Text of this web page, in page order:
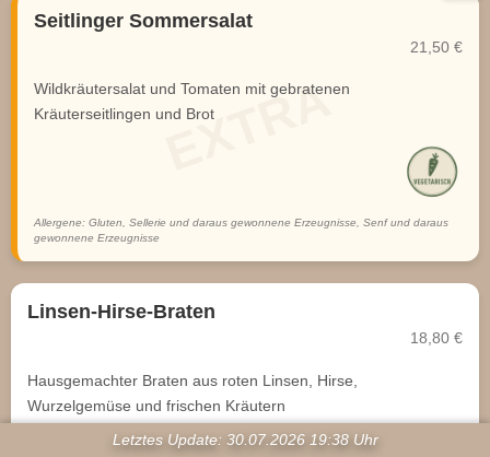
Letztes Update: 30.07.2026 19:38 Uhr
Seitlinger Sommersalat
21,50 €
Wildkräutersalat und Tomaten mit gebratenen
Kräuterseitlingen und Brot
Allergene: Gluten, Sellerie und daraus gewonnene Erzeugnisse, Senf und daraus
gewonnene Erzeugnisse
Linsen-Hirse-Braten
18,80 €
Hausgemachter Braten aus roten Linsen, Hirse,
Wurzelgemüse und frischen Kräutern
goldbraun gebacken und herzhaft abgeschmeckt